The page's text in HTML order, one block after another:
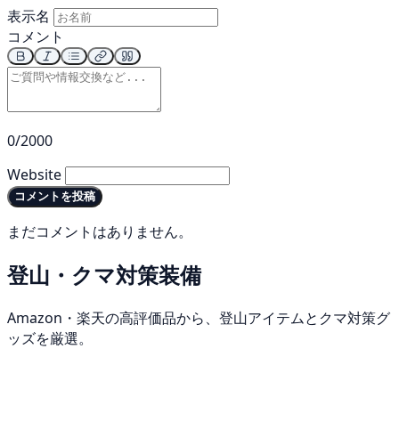
表示名
コメント
0/2000
Website
コメントを投稿
まだコメントはありません。
登山・クマ対策装備
Amazon・楽天の高評価品から、登山アイテムとクマ対策グ
ッズを厳選。